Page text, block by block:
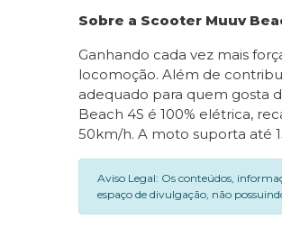
Sobre a Scooter Muuv
Ganhando cada vez mais
locomoção. Além de
adequado para quem gosta
Beach 4S é 100% elétrica,
50km/h. A moto suporta até
Aviso Legal: Os conteúdos,
espaço de divulgação, não